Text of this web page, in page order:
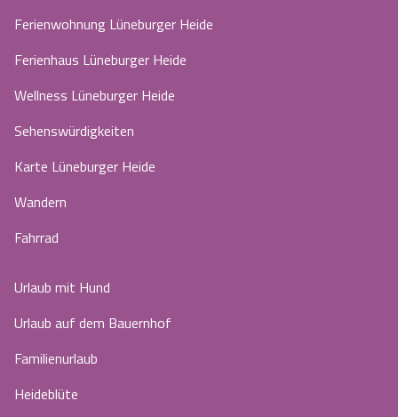
Ferienwohnung Lüneburger Heide
Ferienhaus Lüneburger Heide
Wellness Lüneburger Heide
Sehenswürdigkeiten
Karte Lüneburger Heide
Wandern
Fahrrad
Urlaub mit Hund
Urlaub auf dem Bauernhof
Familienurlaub
Heideblüte